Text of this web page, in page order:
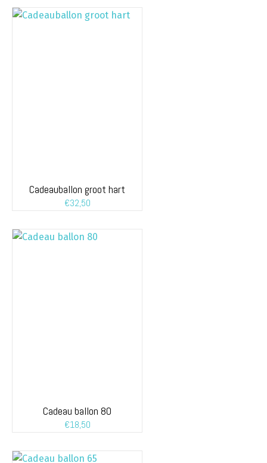
Cadeauballon groot hart
€32,50
Cadeau ballon 80
€18,50